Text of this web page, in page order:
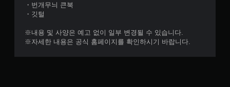
・번개무늬 큰북
・깃털
※내용 및 사양은 예고 없이 일부 변경될 수 있습니다.
※자세한 내용은 공식 홈페이지를 확인하시기 바랍니다.